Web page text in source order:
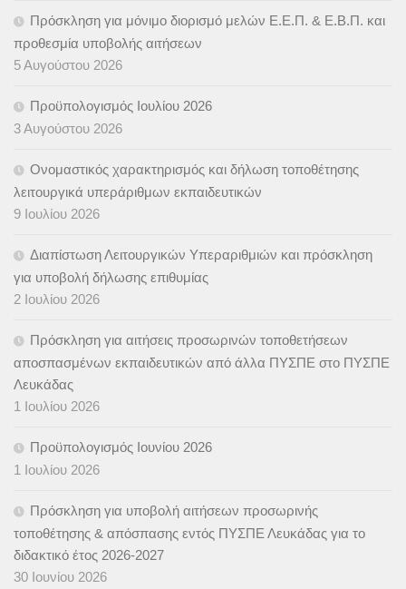
Πρόσκληση για μόνιμο διορισμό μελών Ε.Ε.Π. & Ε.Β.Π. και
προθεσμία υποβολής αιτήσεων
5 Αυγούστου 2026
Προϋπολογισμός Ιουλίου 2026
3 Αυγούστου 2026
Ονομαστικός χαρακτηρισμός και δήλωση τοποθέτησης
λειτουργικά υπεράριθμων εκπαιδευτικών
9 Ιουλίου 2026
Διαπίστωση Λειτουργικών Υπεραριθμιών και πρόσκληση
για υποβολή δήλωσης επιθυμίας
2 Ιουλίου 2026
Πρόσκληση για αιτήσεις προσωρινών τοποθετήσεων
αποσπασμένων εκπαιδευτικών από άλλα ΠΥΣΠΕ στο ΠΥΣΠΕ
Λευκάδας
1 Ιουλίου 2026
Προϋπολογισμός Ιουνίου 2026
1 Ιουλίου 2026
Πρόσκληση για υποβολή αιτήσεων προσωρινής
τοποθέτησης & απόσπασης εντός ΠΥΣΠΕ Λευκάδας για το
διδακτικό έτος 2026-2027
30 Ιουνίου 2026